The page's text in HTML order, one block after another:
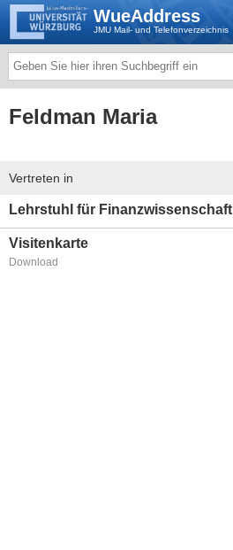
WueAddress
JMU Mail- und Telefonverzeichnis
Feldman Maria
Vertreten in
Lehrstuhl für Finanzwissenschaft
Visitenkarte
Download